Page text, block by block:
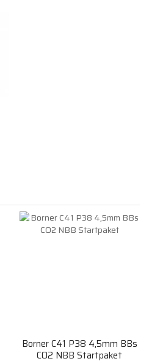
Borner C41 P38 4,5mm BBs
CO2 NBB Startpaket